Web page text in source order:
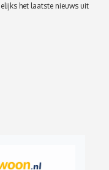
het laatste nieuws uit